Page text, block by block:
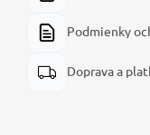
Podmienky
Doprava a